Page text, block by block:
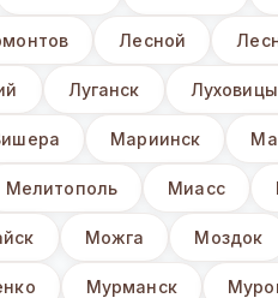
Лесной
Луганск Луховицы
Мариинск
Мелитополь Миасс
Можга Моздок
Мурманск